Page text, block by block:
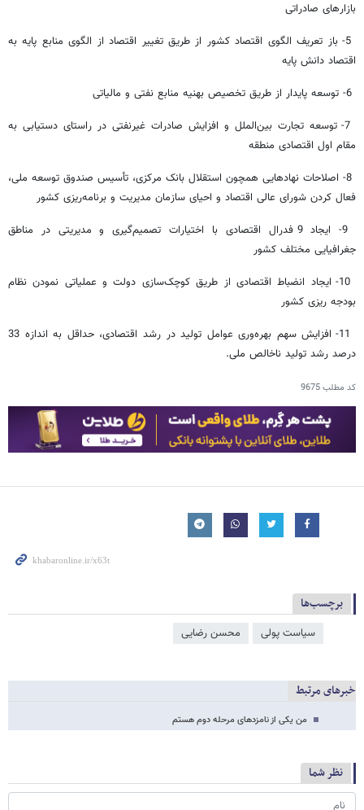
بازارهای صادراتی
5- باز تعریف الگوی اقتصاد کشور از طریق تغییر اقتصاد از الگوی منابع پایه به
اقتصاد دانش پایه
7- توسعه تجارت بین‌الملل و افزایش صادرات غیرنفتی در راستای دستیابی به
مقام اول اقتصادی منطقه
8- اصلاحات نهادهایی همچون استقلال بانک مرکزی، تأسیس صندوق توسعه ملی،
فعال کردن شورای عالی اقتصاد و احیای سازمان مدیریت و برنامه‌ریزی کشور
9- ایجاد 9 فدرال اقتصادی با اختیارات تصمیم‌گیری و مدیریتی در مناطق
جغرافیایی مختلف کشور
10- ایجاد انضباط اقتصادی از طریق کوچک‌سازی دولت و عملیاتی نمودن نظام
بودجه ریزی کشور
11- افزایش سهم بهره‌وری عوامل تولید در رشد اقتصادی، حداقل به اندازه 33
درصد رشد تولید ناخالص ملی.
کد مطلب9675
برچسب‌ها
سیاست پولی محسن رضایی
خبرهای مرتبط
من یکی از نامزدهای مرحله دوم هستم
نظر شما